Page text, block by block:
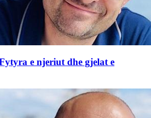
e njeriut dhe gjelat e